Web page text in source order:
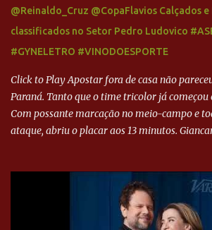
@Reinaldo_Cruz @CopaFlavios Calçados
classificados no Setor Pedro Ludovico
#GYNELETRO #VINODOESPORTE
Click to Play Apostar fora de casa não
Paraná. Tanto que o time tricolor já começou
Com possante marcação no meio-campo e
ataque, abriu o placar aos 13 minutos.
Paraná ampliou a vantagem aos 21 minutos.
desviou cruzamento de cabeça e, mesmo de
direito de Harlei. O goleiro esmeraldino se